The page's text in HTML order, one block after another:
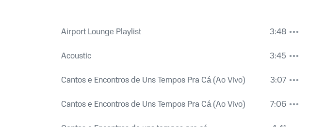
Airport Lounge Playlist
3:48
Acoustic
3:45
Cantos e Encontros de Uns Tempos Pra Cá (Ao Vivo)
3:07
Cantos e Encontros de Uns Tempos Pra Cá (Ao Vivo)
7:06